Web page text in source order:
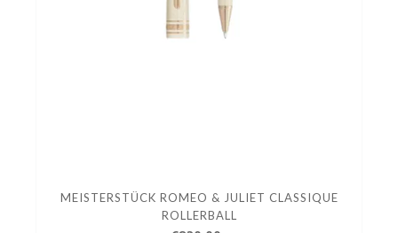
MEISTERSTÜCK ROMEO & JULIET CLASSIQUE
ROLLERBALL